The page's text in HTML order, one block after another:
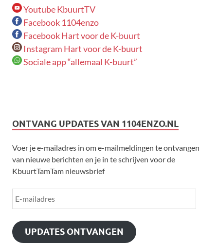
Youtube KbuurtTV
Facebook 1104enzo
Facebook Hart voor de K-buurt
Instagram Hart voor de K-buurt
Sociale app “allemaal K-buurt”
ONTVANG UPDATES VAN 1104ENZO.NL
Voer je e-mailadres in om e-mailmeldingen te ontvangen
van nieuwe berichten en je in te schrijven voor de
KbuurtTamTam nieuwsbrief
UPDATES ONTVANGEN